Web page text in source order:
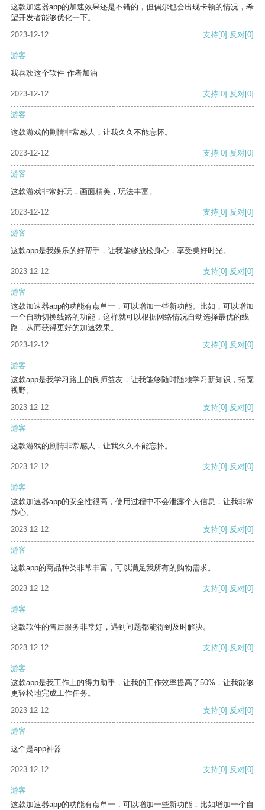
这款加速器app的加速效果还是不错的，但偶尔也会出现卡顿的情况，希
望开发者能够优化一下。
2023-12-12
支持[0] 反对[0]
游客
我喜欢这个软件 作者加油
2023-12-12 支持[0] 反对[0]
游客
这款游戏的剧情非常感人，让我久久不能忘怀。
2023-12-12 支持[0] 反对[0]
游客
这款游戏非常好玩，画面精美，玩法丰富。
2023-12-12 支持[0] 反对[0]
游客
这款app是我娱乐的好帮手，让我能够放松身心，享受美好时光。
2023-12-12 支持[0] 反对[0]
游客
这款加速器app的功能有点单一，可以增加一些新功能。比如，可以增加
一个自动切换线路的功能，这样就可以根据网络情况自动选择最优的线
路，从而获得更好的加速效果。
2023-12-12
支持[0] 反对[0]
游客
这款app是我学习路上的良师益友，让我能够随时随地学习新知识，拓宽
视野。
2023-12-12
支持[0] 反对[0]
游客
这款游戏的剧情非常感人，让我久久不能忘怀。
2023-12-12 支持[0] 反对[0]
游客
这款加速器app的安全性很高，使用过程中不会泄露个人信息，让我非常
放心。
2023-12-12
支持[0] 反对[0]
游客
这款app的商品种类非常丰富，可以满足我所有的购物需求。
2023-12-12 支持[0] 反对[0]
游客
这款软件的售后服务非常好，遇到问题都能得到及时解决。
2023-12-12 支持[0] 反对[0]
游客
这款app是我工作上的得力助手，让我的工作效率提高了50%，让我能够
更轻松地完成工作任务。
2023-12-12
支持[0] 反对[0]
游客
这个是app神器
2023-12-12 支持[0] 反对[0]
游客
这款加速器app的功能有点单一，可以增加一些新功能，比如增加一个自